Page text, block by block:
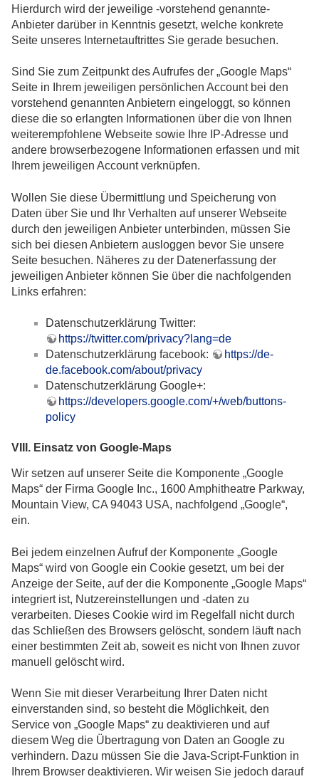
Hierdurch wird der jeweilige -vorstehend genannte-
Anbieter darüber in Kenntnis gesetzt, welche konkrete
Seite unseres Internetauftrittes Sie gerade besuchen.
Sind Sie zum Zeitpunkt des Aufrufes der „Google Maps“
Seite in Ihrem jeweiligen persönlichen Account bei den
vorstehend genannten Anbietern eingeloggt, so können
diese die so erlangten Informationen über die von Ihnen
weiterempfohlene Webseite sowie Ihre IP-Adresse und
andere browserbezogene Informationen erfassen und mit
Ihrem jeweiligen Account verknüpfen.
Wollen Sie diese Übermittlung und Speicherung von
Daten über Sie und Ihr Verhalten auf unserer Webseite
durch den jeweiligen Anbieter unterbinden, müssen Sie
sich bei diesen Anbietern ausloggen bevor Sie unsere
Seite besuchen. Näheres zu der Datenerfassung der
jeweiligen Anbieter können Sie über die nachfolgenden
Links erfahren:
Datenschutzerklärung Twitter:
https://twitter.com/privacy?lang=de
Datenschutzerklärung facebook:
https://de-
de.facebook.com/about/privacy
Datenschutzerklärung Google+:
https://developers.google.com/+/web/buttons-
policy
VIII. Einsatz von Google-Maps
Wir setzen auf unserer Seite die Komponente „Google
Maps“ der Firma Google Inc., 1600 Amphitheatre Parkway,
Mountain View, CA 94043 USA, nachfolgend „Google“,
ein.
Bei jedem einzelnen Aufruf der Komponente „Google
Maps“ wird von Google ein Cookie gesetzt, um bei der
Anzeige der Seite, auf der die Komponente „Google Maps“
integriert ist, Nutzereinstellungen und -daten zu
verarbeiten. Dieses Cookie wird im Regelfall nicht durch
das Schließen des Browsers gelöscht, sondern läuft nach
einer bestimmten Zeit ab, soweit es nicht von Ihnen zuvor
manuell gelöscht wird.
Wenn Sie mit dieser Verarbeitung Ihrer Daten nicht
einverstanden sind, so besteht die Möglichkeit, den
Service von „Google Maps“ zu deaktivieren und auf
diesem Weg die Übertragung von Daten an Google zu
verhindern. Dazu müssen Sie die Java-Script-Funktion in
Ihrem Browser deaktivieren. Wir weisen Sie jedoch darauf